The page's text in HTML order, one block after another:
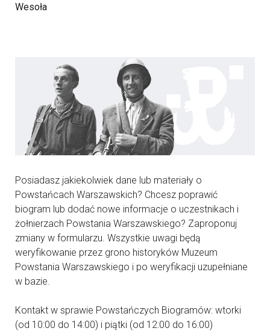
Wesoła
Posiadasz jakiekolwiek dane lub materiały o
Powstańcach Warszawskich? Chcesz poprawić
biogram lub dodać nowe informacje o uczestnikach i
żołnierzach Powstania Warszawskiego? Zaproponuj
zmiany w formularzu. Wszystkie uwagi będą
weryfikowanie przez grono historyków Muzeum
Powstania Warszawskiego i po weryfikacji uzupełniane
w bazie.
Kontakt w sprawie Powstańczych Biogramów: wtorki
(od 10:00 do 14:00) i piątki (od 12:00 do 16:00)